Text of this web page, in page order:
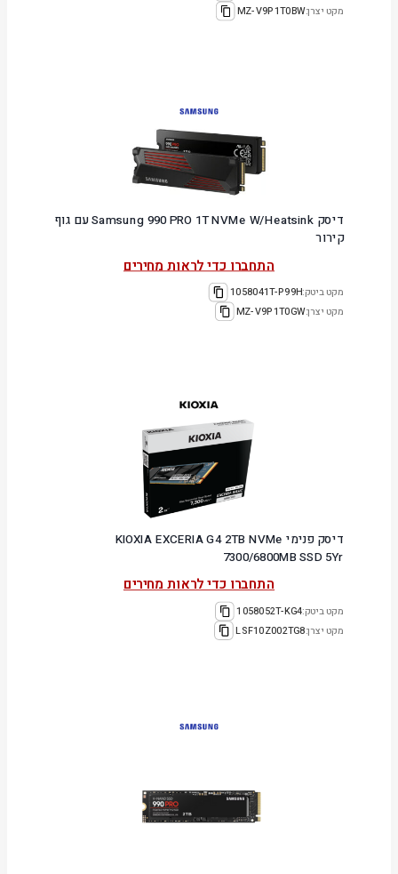
מקט יצרן:MZ-V9P1T0BW
דיסק Samsung 990 PRO 1T NVMe W/Heatsink עם גוף
קירור
התחברו כדי לראות מחירים
מקט ביטק:1058041T-P99H
מקט יצרן:MZ-V9P1T0GW
דיסק פנימי KIOXIA EXCERIA G4 2TB NVMe
7300/6800MB SSD 5Yr
התחברו כדי לראות מחירים
מקט ביטק:1058052T-KG4
מקט יצרן:LSF10Z002TG8